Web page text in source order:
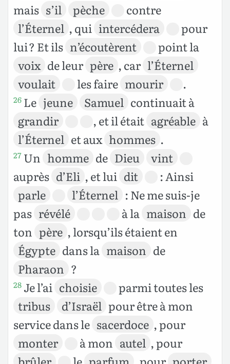
mais s’il pèche
contre
l’Éternel , qui intercédera
pour
lui ? Et ils n’écoutèrent
point la
voix de leur père , car l’Éternel
voulait
les faire mourir .
26 Le jeune Samuel continuait à
grandir
, et il était agréable à
l’Éternel et aux hommes .
27 Un homme de Dieu
vint
auprès d’Eli , et lui dit
: Ainsi
parle
l’Éternel : Ne me suis-je
pas révélé à la maison de
ton père , lorsqu’ils étaient en
Égypte dans la maison de
Pharaon ?
28 Je l’ai choisie
parmi toutes les
tribus
d’Israël pour être à mon
service dans le sacerdoce , pour
monter
à mon autel , pour